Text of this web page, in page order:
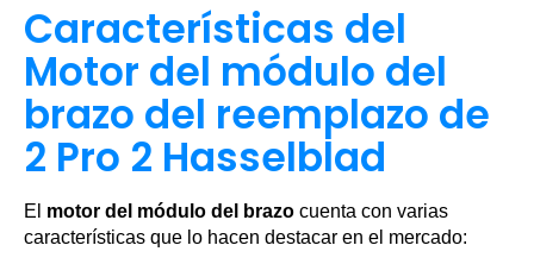
Características del
Motor del módulo del
brazo del reemplazo de
2 Pro 2 Hasselblad
El motor del módulo del brazo cuenta con varias
características que lo hacen destacar en el mercado: